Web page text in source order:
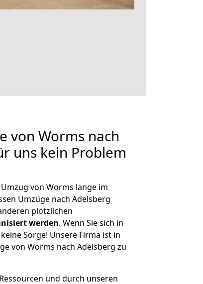
von Worms nach
uns kein Problem
von Worms lange im
Umzüge nach Adelsberg
plötzlichen
werden. Wenn Sie sich in
Sorge! Unsere Firma ist in
von Worms nach Adelsberg zu
und durch unseren